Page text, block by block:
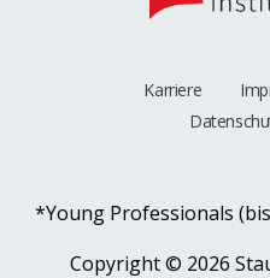
Karriere
*Young Professionals
Copyright © 2026